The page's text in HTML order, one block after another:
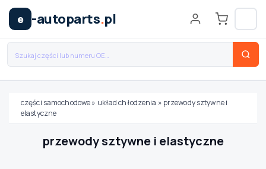
e -autoparts.pl
Wybierz swój pojazd
części samochodowe» układ chłodzenia » przewody sztywne i
elastyczne
przewody sztywne i elastyczne